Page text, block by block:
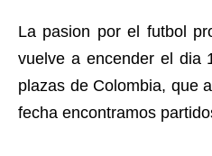
La pasion por el futbol
vuelve a encender el dia
plazas de Colombia, que
fecha encontramos